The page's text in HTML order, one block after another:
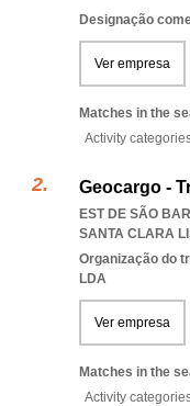
Designação
Ver empresa
Matches in the
Activity
Geocargo -
EST DE SÃO
SANTA CLARA
Organização do
LDA
Ver empresa
Matches in the
Activity